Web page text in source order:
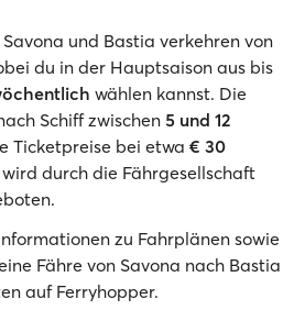
und Bastia verkehren von
du in der Hauptsaison aus bis
wählen kannst. Die
Schiff zwischen 5 und 12
Ticketpreise bei etwa € 30
durch die Fährgesellschaft
zu Fahrplänen sowie
Fähre von Savona nach Bastia
auf Ferryhopper.